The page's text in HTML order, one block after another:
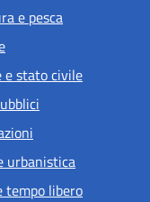
e pesca
e stato civile
urbanistica
tempo libero